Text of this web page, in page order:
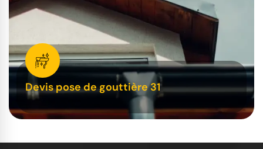
Devis pose de gouttière 31